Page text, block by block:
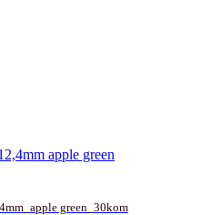
green_30kom